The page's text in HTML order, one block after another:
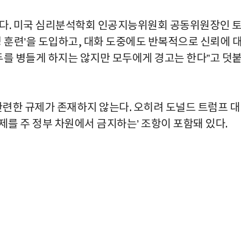
. 미국 심리분석학회 인공지능위원회 공동위원장인 토
련’을 도입하고, 대화 도중에도 반복적으로 신뢰에 대
병들게 하지는 않지만 모두에게 경고는 한다”고 덧붙
한 규제가 존재하지 않는다. 오히려 도널드 트럼프 대
주 정부 차원에서 금지하는’ 조항이 포함돼 있다.